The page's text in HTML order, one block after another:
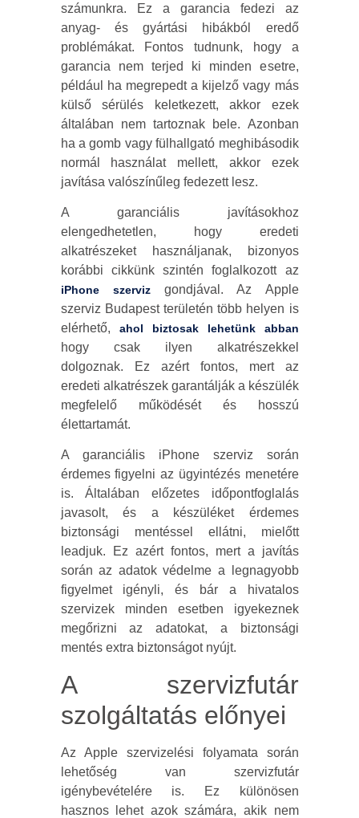
számunkra. Ez a garancia fedezi az
anyag- és gyártási hibákból eredő
problémákat. Fontos tudnunk, hogy a
garancia nem terjed ki minden esetre,
például ha megrepedt a kijelző vagy más
külső sérülés keletkezett, akkor ezek
általában nem tartoznak bele. Azonban
ha a gomb vagy fülhallgató meghibásodik
normál használat mellett, akkor ezek
javítása valószínűleg fedezett lesz.
A garanciális javításokhoz
elengedhetetlen, hogy eredeti
alkatrészeket használjanak, bizonyos
korábbi cikkünk szintén foglalkozott az
iPhone szervizgondjával. Az Apple
szerviz Budapest területén több helyen is
elérhető, ahol biztosak lehetünk abban
hogy csak ilyen alkatrészekkel
dolgoznak. Ez azért fontos, mert az
eredeti alkatrészek garantálják a készülék
megfelelő működését és hosszú
élettartamát.
A garanciális iPhone szerviz során
érdemes figyelni az ügyintézés menetére
is. Általában előzetes időpontfoglalás
javasolt, és a készüléket érdemes
biztonsági mentéssel ellátni, mielőtt
leadjuk. Ez azért fontos, mert a javítás
során az adatok védelme a legnagyobb
figyelmet igényli, és bár a hivatalos
szervizek minden esetben igyekeznek
megőrizni az adatokat, a biztonsági
mentés extra biztonságot nyújt.
A szervizfutár
szolgáltatás előnyei
Az Apple szervizelési folyamata során
lehetőség van szervizfutár
igénybevételére is. Ez különösen
hasznos lehet azok számára, akik nem